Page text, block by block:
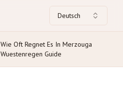
Deutsch
Wie Oft Regnet Es In Merzouga
Wuestenregen Guide